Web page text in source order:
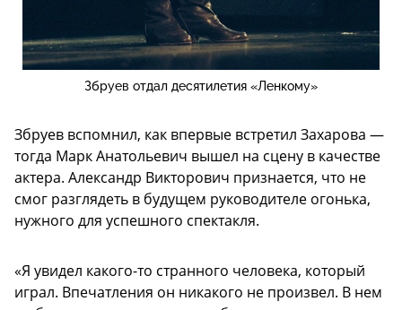
Збруев отдал десятилетия «Ленкому»
Збруев вспомнил, как впервые встретил Захарова —
тогда Марк Анатольевич вышел на сцену в качестве
актера. Александр Викторович признается, что не
смог разглядеть в будущем руководителе огонька,
нужного для успешного спектакля.
«Я увидел какого-то странного человека, который
играл. Впечатления он никакого не произвел. В нем